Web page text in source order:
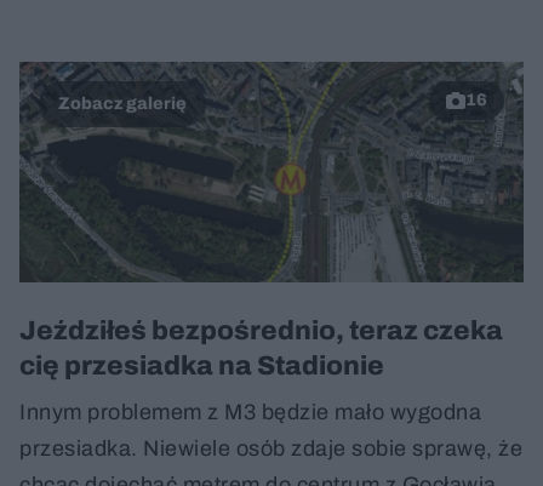
16
Jeździłeś bezpośrednio, teraz czeka
cię przesiadka na Stadionie
Innym problemem z M3 będzie mało wygodna
przesiadka. Niewiele osób zdaje sobie sprawę, że